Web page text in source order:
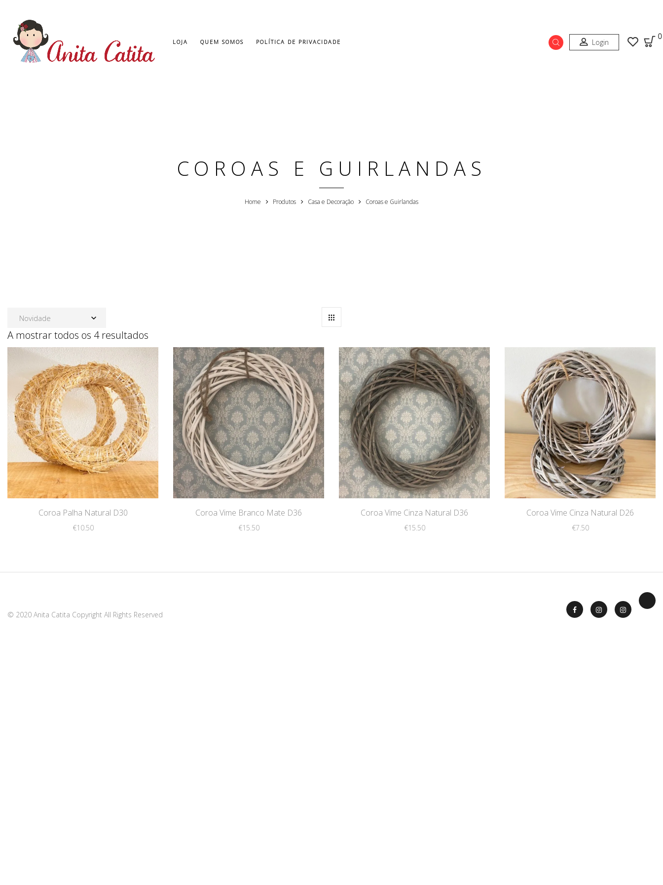
LOJA QUEM SOMOS POLÍTICA DE PRIVACIDADE Login
0
COROAS E GUIRLANDAS
Home Produtos Casa e Decoração Coroas e Guirlandas
A mostrar todos os 4 resultados
Coroa Palha Natural D30
€10.50
Coroa Vime Branco Mate D36
€15.50
Coroa Vime Cinza Natural D36
€15.50
Coroa Vime Cinza Natural D26
€7.50
© 2020 Anita Catita Copyright All Rights Reserved